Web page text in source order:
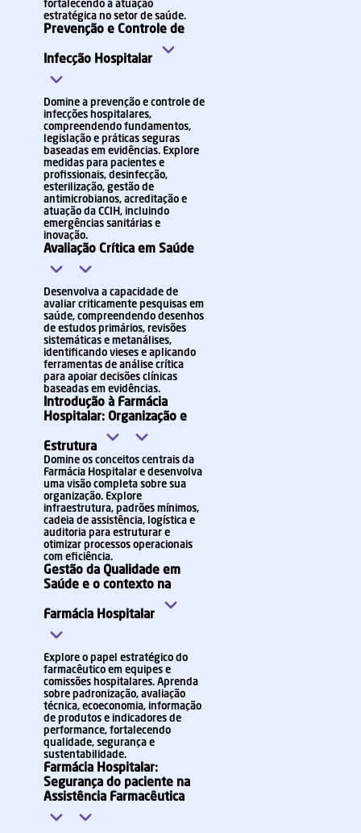
fortalecendo a atuação
estratégica no setor de saúde.
Prevenção e Controle de
Infecção Hospitalar
Domine a prevenção e controle de
infecções hospitalares,
compreendendo fundamentos,
legislação e práticas seguras
baseadas em evidências. Explore
medidas para pacientes e
profissionais, desinfecção,
esterilização, gestão de
antimicrobianos, acreditação e
atuação da CCIH, incluindo
emergências sanitárias e
inovação.
Avaliação Crítica em Saúde
Desenvolva a capacidade de
avaliar criticamente pesquisas em
saúde, compreendendo desenhos
de estudos primários, revisões
sistemáticas e metanálises,
identificando vieses e aplicando
ferramentas de análise crítica
para apoiar decisões clínicas
baseadas em evidências.
Introdução à Farmácia
Hospitalar: Organização e
Estrutura
Domine os conceitos centrais da
Farmácia Hospitalar e desenvolva
uma visão completa sobre sua
organização. Explore
infraestrutura, padrões mínimos,
cadeia de assistência, logística e
auditoria para estruturar e
otimizar processos operacionais
com eficiência.
Gestão da Qualidade em
Saúde e o contexto na
Farmácia Hospitalar
Explore o papel estratégico do
farmacêutico em equipes e
comissões hospitalares. Aprenda
sobre padronização, avaliação
técnica, ecoeconomia, informação
de produtos e indicadores de
performance, fortalecendo
qualidade, segurança e
sustentabilidade.
Farmácia Hospitalar:
Segurança do paciente na
Assistência Farmacêutica